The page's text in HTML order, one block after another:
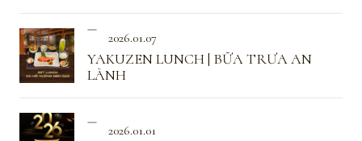
2026.01.07
YAKUZEN LUNCH | BỮA TRƯA AN
LÀNH
2026.01.01